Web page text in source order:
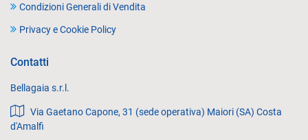
Condizioni Generali di Vendita
Privacy e Cookie Policy
Contatti
Bellagaia s.r.l.
Via Gaetano Capone, 31 (sede operativa) Maiori (SA) Costa
d'Amalfi